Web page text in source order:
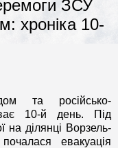
ЗСУ
хроніка 10-
та російсько-
10-й день. Під
на ділянці Ворзель-
евакуація